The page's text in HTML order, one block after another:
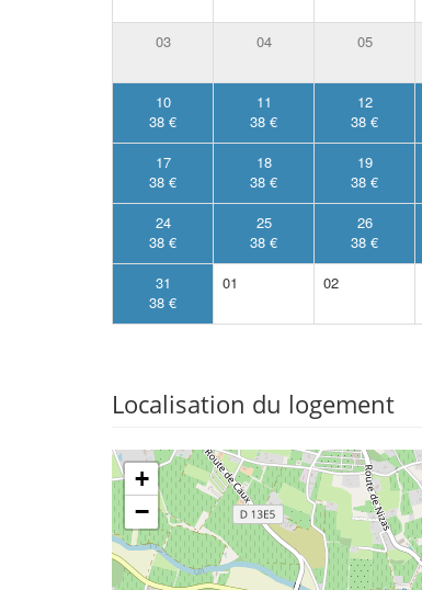
03 04 05
10
38 €
11
38 €
12
38 €
17
38 €
18
38 €
19
38 €
24
38 €
25
38 €
26
38 €
31
38 €
01 02
Localisation du logement
+
−